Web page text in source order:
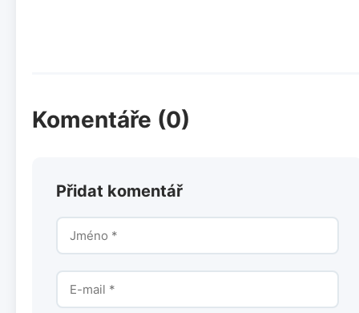
Komentáře (0)
Přidat komentář